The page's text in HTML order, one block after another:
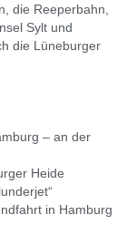
die Reeperbahn,
Sylt und
die Lüneburger
– an der
Heide
in Hamburg